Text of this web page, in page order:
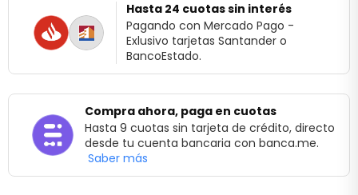
Hasta 24 cuotas sin interés
Pagando con Mercado Pago -
Exlusivo tarjetas Santander o
BancoEstado.
Compra ahora, paga en cuotas
Hasta 9 cuotas sin tarjeta de crédito, directo
desde tu cuenta bancaria con banca.me.
Saber más